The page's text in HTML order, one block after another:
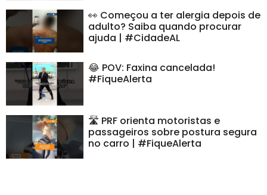
👀 Começou a ter alergia depois de
adulto? Saiba quando procurar
ajuda | #CidadeAL
😂 POV: Faxina cancelada!
#FiqueAlerta
🛣️ PRF orienta motoristas e
passageiros sobre postura segura
no carro | #FiqueAlerta